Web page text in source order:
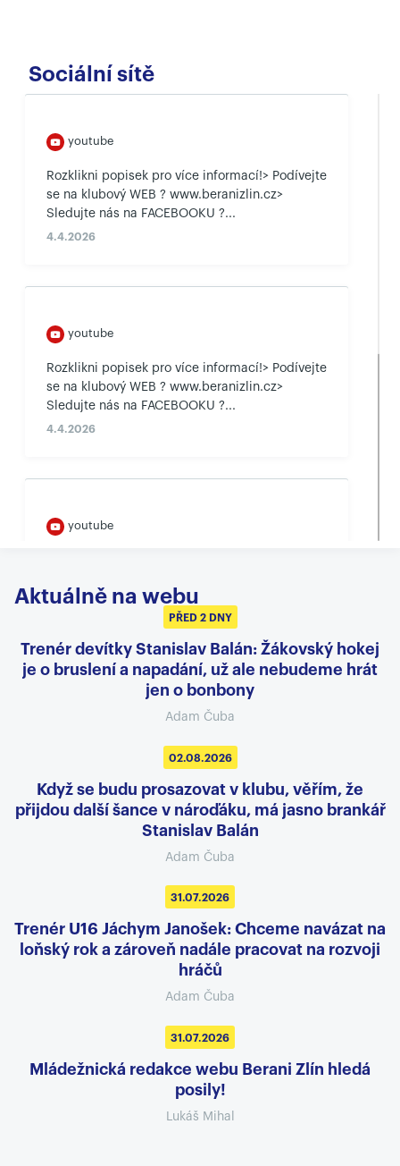
Sociální sítě
youtube
Rozklikni popisek pro více informací!> Podívejte
se na klubový WEB ? www.beranizlin.cz>
Sledujte nás na FACEBOOKU ?...
4.4.2026
youtube
Rozklikni popisek pro více informací!> Podívejte
se na klubový WEB ? www.beranizlin.cz>
Sledujte nás na FACEBOOKU ?...
4.4.2026
youtube
Sledujte nás na FACEBOOKU ?...
Rozklikni popisek pro více informací!> Podívejte
se na klubový WEB ? www.beranizlin.cz>
Sledujte nás na FACEBOOKU ?...
29.3.2026
Aktuálně na webu
PŘED 2 DNY
Trenér devítky Stanislav Balán: Žákovský hokej
je o bruslení a napadání, už ale nebudeme hrát
jen o bonbony
Adam Čuba
02.08.2026
Když se budu prosazovat v klubu, věřím, že
přijdou další šance v nároďáku, má jasno brankář
Stanislav Balán
Adam Čuba
31.07.2026
Trenér U16 Jáchym Janošek: Chceme navázat na
loňský rok a zároveň nadále pracovat na rozvoji
hráčů
Adam Čuba
31.07.2026
Mládežnická redakce webu Berani Zlín hledá
posily!
Lukáš Mihal